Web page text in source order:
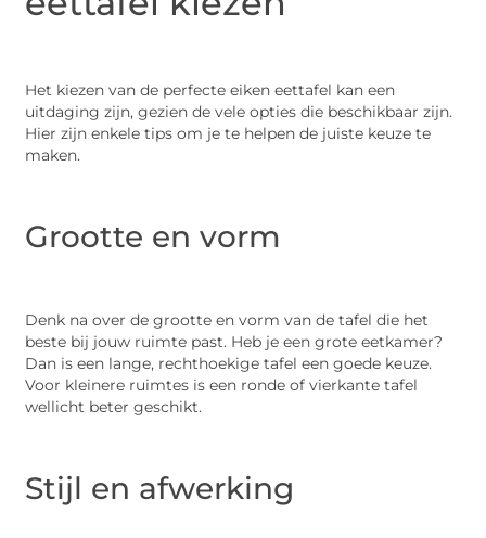
Het kiezen van de perfecte eiken eettafel kan een
uitdaging zijn, gezien de vele opties die beschikbaar zijn.
Hier zijn enkele tips om je te helpen de juiste keuze te
maken.
Grootte en vorm
Denk na over de grootte en vorm van de tafel die het
beste bij jouw ruimte past. Heb je een grote eetkamer?
Dan is een lange, rechthoekige tafel een goede keuze.
Voor kleinere ruimtes is een ronde of vierkante tafel
wellicht beter geschikt.
Stijl en afwerking